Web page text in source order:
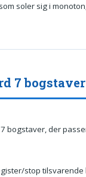
soler sig i
7 bogstaver
bogstaver, der
stop